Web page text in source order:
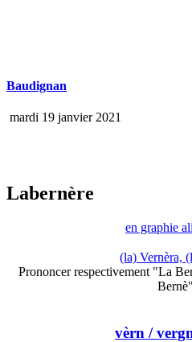
Baudignan
mardi 19 janvier 2021
Labernère
en graphie
(la) Vernèra,
Prononcer respectivement "La
vèrn /